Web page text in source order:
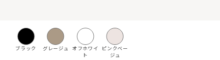
ブラック グレージュ
オフホワイ
ト
ピンクベー
ジュ